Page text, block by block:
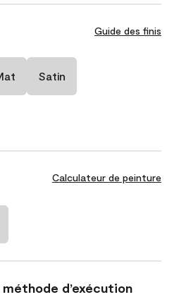
Guide des finis
Satin
Calculateur de peinture
d’exécution